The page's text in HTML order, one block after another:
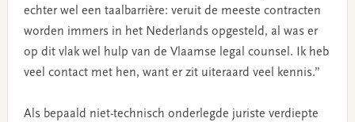
echter wel een taalbarrière: veruit de meeste contracten
worden immers in het Nederlands opgesteld, al was er
op dit vlak wel hulp van de Vlaamse legal counsel. Ik heb
veel contact met hen, want er zit uiteraard veel kennis.”
Als bepaald niet-technisch onderlegde juriste verdiepte